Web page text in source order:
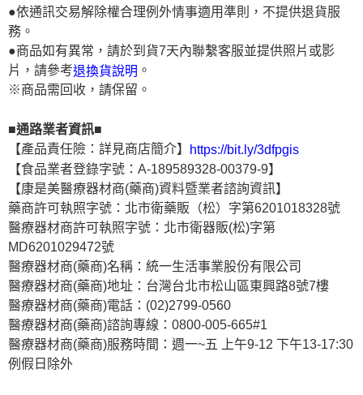
●依通訊交易解除權合理例外情事適用準則，不提供退貨服
務。
●商品如有異常，請於到貨7天內聯繫客服並提供照片或影
片，請參考退換貨說明 。
※商品需回收，請保留。
■通路業者資訊■
【產品責任險：詳見商店簡介】
https://bit.ly/3dfpgis
【食品業者登錄字號：A-189589328-00379-9】
【康是美醫療器材商(藥商)資料暨業者諮詢資訊】
藥商許可執照字號：北市衛藥販（松）字第6201018328號
醫療器材商許可執照字號：北市衛器販(松)字第
MD6201029472號
醫療器材商(藥商)名稱：統一生活事業股份有限公司
醫療器材商(藥商)地址：台灣台北市松山區東興路8號7樓
醫療器材商(藥商)電話：(02)2799-0560
醫療器材商(藥商)諮詢專線：0800-005-665#1
醫療器材商(藥商)服務時間：週一~五 上午9-12 下午13-17:30
例假日除外